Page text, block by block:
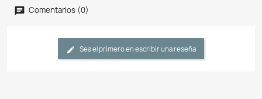
- La comida TetraPro™ tropical color Crisps
dieta nutricionalmente equilibrada flota más
alimenta de forma más limpia que los copos
menos residuos en el acuario.